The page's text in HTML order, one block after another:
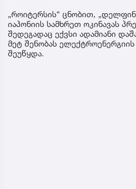
„როიტერსის“ ცნობით,
იაპონიის სამხრეთ ოკინავას
შედეგადაც ექვსი ადამიანი
მეტ შენობას
შეუწყდა.